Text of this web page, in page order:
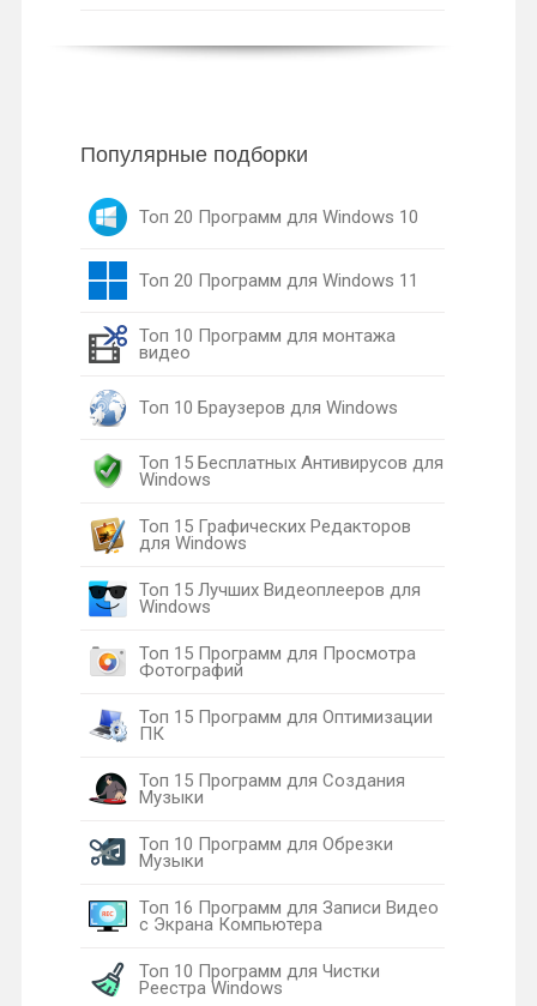
Популярные подборки
Топ 20 Программ для Windows 10
Топ 20 Программ для Windows 11
Топ 10 Программ для монтажа
видео
Топ 10 Браузеров для Windows
Топ 15 Бесплатных Антивирусов для
Windows
Топ 15 Графических Редакторов
для Windows
Топ 15 Лучших Видеоплееров для
Windows
Топ 15 Программ для Просмотра
Фотографий
Топ 15 Программ для Оптимизации
ПК
Топ 15 Программ для Создания
Музыки
Топ 10 Программ для Обрезки
Музыки
Топ 16 Программ для Записи Видео
с Экрана Компьютера
Топ 10 Программ для Чистки
Реестра Windows